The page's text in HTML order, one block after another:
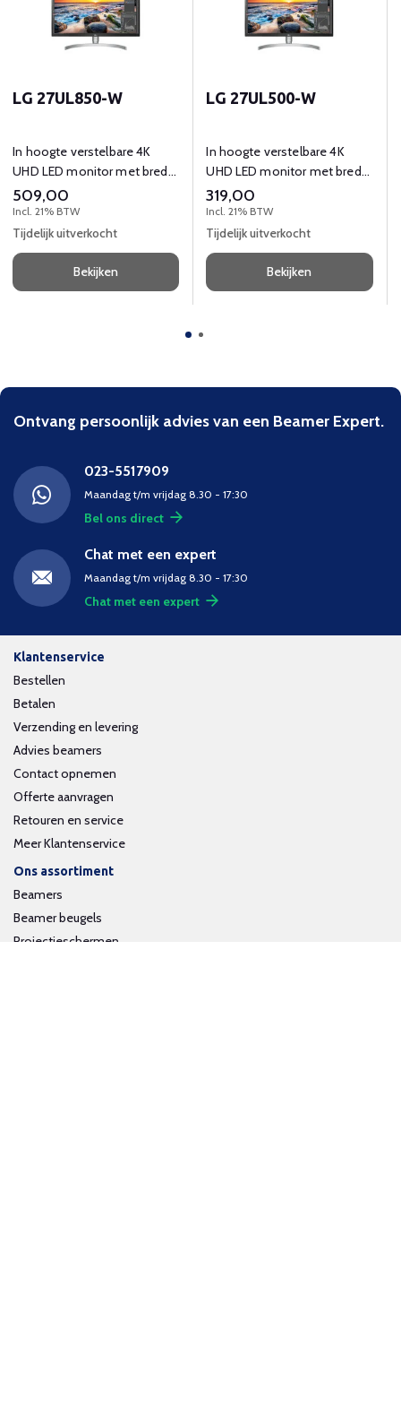
LG 27UL850-W
In hoogte verstelbare 4K
UHD LED monitor met brede
kijkhoeken, ingebouwde
luidprekers, USB-hub en
VESA-montage.
509,00
Incl. 21% BTW
Tijdelijk uitverkocht
Bekijken
LG 27UL500-W
In hoogte verstelbare 4K
UHD LED monitor met brede
kijkhoeken, ingebouwde
luidprekers, USB-hub en
VESA-montage.
319,00
Incl. 21% BTW
Tijdelijk uitverkocht
Bekijken
Ontvang persoonlijk advies van een Beamer Expert.
023-5517909
Maandag t/m vrijdag 8.30 - 17:30
Bel ons direct
Chat met een expert
Maandag t/m vrijdag 8.30 - 17:30
Chat met een expert
Klantenservice
Bestellen
Betalen
Verzending en levering
Advies beamers
Contact opnemen
Offerte aanvragen
Retouren en service
Meer Klantenservice
Ons assortiment
Beamers
Beamer beugels
Projectieschermen